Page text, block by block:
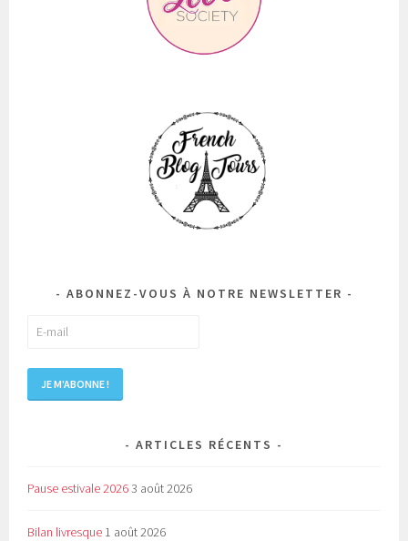
ABONNEZ-VOUS À NOTRE NEWSLETTER
ARTICLES RÉCENTS
Pause estivale 20263 août 2026
Bilan livresque 1 août 2026